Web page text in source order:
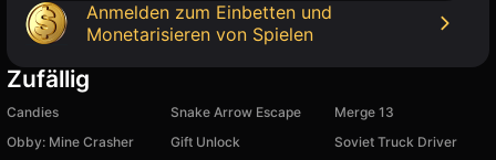
Anmelden zum Einbetten und
Monetarisieren von Spielen
Zufällig
Candies Snake Arrow Escape
Merge 13
Obby: Mine Crasher
Gift Unlock
Soviet Truck Driver